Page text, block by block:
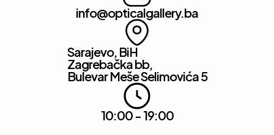
info@opticalgallery.ba
Sarajevo, BiH
Zagrebačka bb,
Bulevar Meše Selimovića 5
10:00 - 19:00